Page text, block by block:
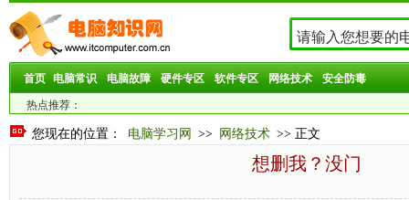
首页 电脑常识 电脑故障 硬件专区 软件专区 网络技术 安全防毒
热点推荐：
您现在的位置： 电脑学习网 >> 网络技术 >> 正文
想删我？没门